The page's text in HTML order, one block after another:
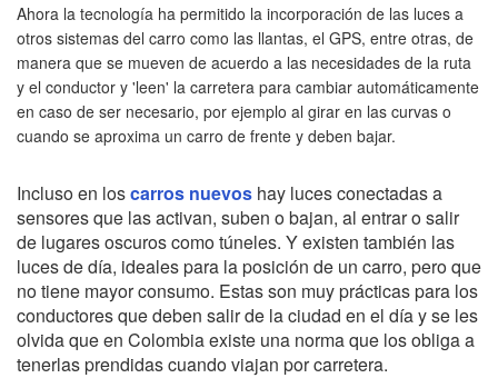
Ahora la tecnología ha permitido la incorporación de las luces a
otros sistemas del carro como las llantas, el GPS, entre otras, de
manera que se mueven de acuerdo a las necesidades de la ruta
y el conductor y 'leen' la carretera para cambiar automáticamente
en caso de ser necesario, por ejemplo al girar en las curvas o
cuando se aproxima un carro de frente y deben bajar.
Incluso en loscarros nuevos hay luces conectadas a
sensores que las activan, suben o bajan, al entrar o salir
de lugares oscuros como túneles. Y existen también las
luces de día, ideales para la posición de un carro, pero que
no tiene mayor consumo. Estas son muy prácticas para los
conductores que deben salir de la ciudad en el día y se les
olvida que en Colombia existe una norma que los obliga a
tenerlas prendidas cuando viajan por carretera.